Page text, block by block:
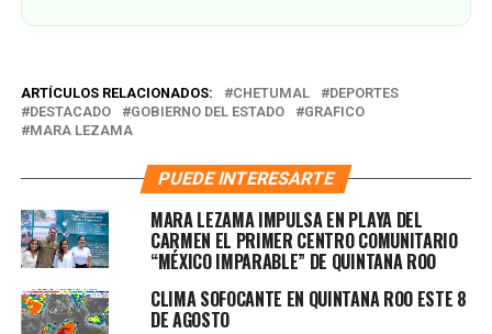
ARTÍCULOS RELACIONADOS: CHETUMAL
DEPORTES
DESTACADO
GOBIERNO DEL ESTADO
GRAFICO
MARA LEZAMA
PUEDE INTERESARTE
MARA LEZAMA IMPULSA EN PLAYA DEL
CARMEN EL PRIMER CENTRO COMUNITARIO
“MÉXICO IMPARABLE” DE QUINTANA ROO
CLIMA SOFOCANTE EN QUINTANA ROO ESTE 8
DE AGOSTO